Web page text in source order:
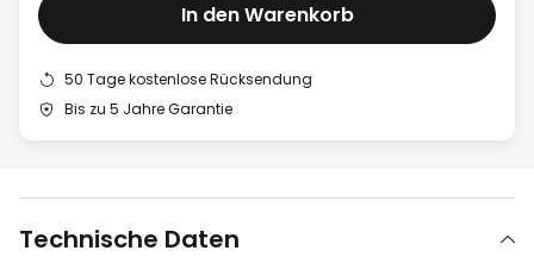
In den Warenkorb
50 Tage kostenlose Rücksendung
Bis zu 5 Jahre Garantie
Technische Daten